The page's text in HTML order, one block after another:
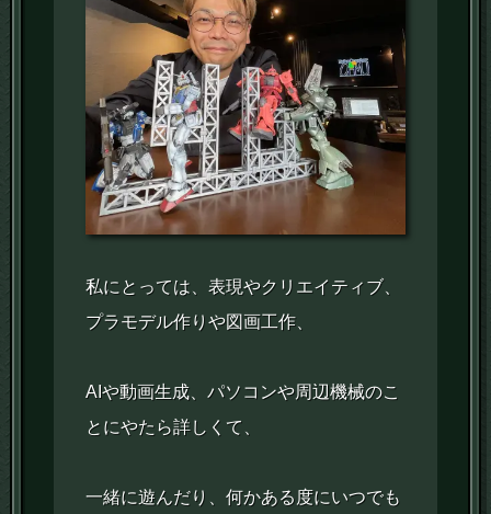
私にとっては、表現やクリエイティブ、
プラモデル作りや図画工作、
AIや動画生成、パソコンや周辺機械のこ
とにやたら詳しくて、
一緒に遊んだり、何かある度にいつでも